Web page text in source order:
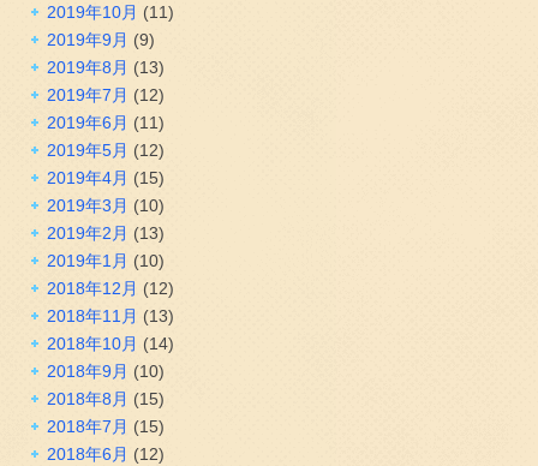
2019年10月 (11)
2019年9月 (9)
2019年8月 (13)
2019年7月 (12)
2019年6月 (11)
2019年5月 (12)
2019年4月 (15)
2019年3月 (10)
2019年2月 (13)
2019年1月 (10)
2018年12月 (12)
2018年11月 (13)
2018年10月 (14)
2018年9月 (10)
2018年8月 (15)
2018年7月 (15)
2018年6月 (12)